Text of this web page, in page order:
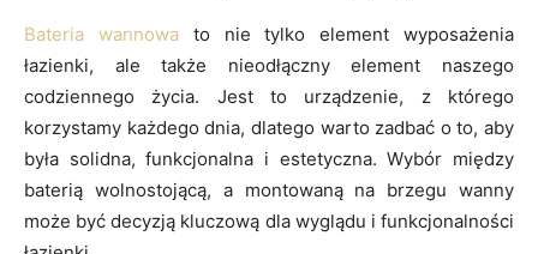
Bateria wannowato nie tylko element wyposażenia
łazienki, ale także nieodłączny element naszego
codziennego życia. Jest to urządzenie, z którego
korzystamy każdego dnia, dlatego warto zadbać o to, aby
była solidna, funkcjonalna i estetyczna. Wybór między
baterią wolnostojącą, a montowaną na brzegu wanny
może być decyzją kluczową dla wyglądu i funkcjonalności